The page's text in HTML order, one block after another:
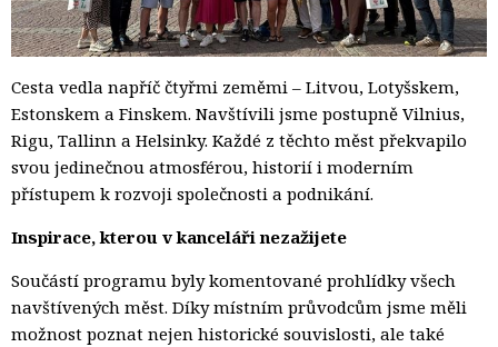
Cesta vedla napříč čtyřmi zeměmi – Litvou, Lotyšskem,
Estonskem a Finskem. Navštívili jsme postupně Vilnius,
Rigu, Tallinn a Helsinky. Každé z těchto měst překvapilo
svou jedinečnou atmosférou, historií i moderním
přístupem k rozvoji společnosti a podnikání.
Inspirace, kterou v kanceláři nezažijete
Součástí programu byly komentované prohlídky všech
navštívených měst. Díky místním průvodcům jsme měli
možnost poznat nejen historické souvislosti, ale také